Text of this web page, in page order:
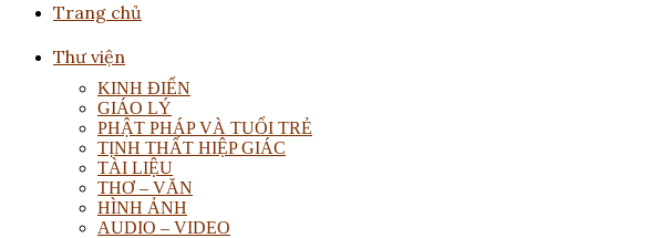
Trang chủ
Thư viện
KINH ĐIỂN
GIÁO LÝ
PHẬT PHÁP VÀ TUỔI TRẺ
TỊNH THẤT HIỆP GIÁC
TÀI LIỆU
THƠ – VĂN
HÌNH ẢNH
AUDIO – VIDEO